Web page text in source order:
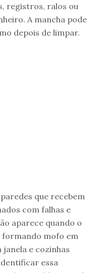
registros, ralos ou
A mancha pode
depois de limpar.
que recebem
com falhas e
aparece quando o
mofo em
e cozinhas
essa